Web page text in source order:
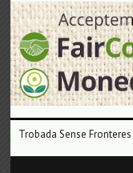
Trobada Sense